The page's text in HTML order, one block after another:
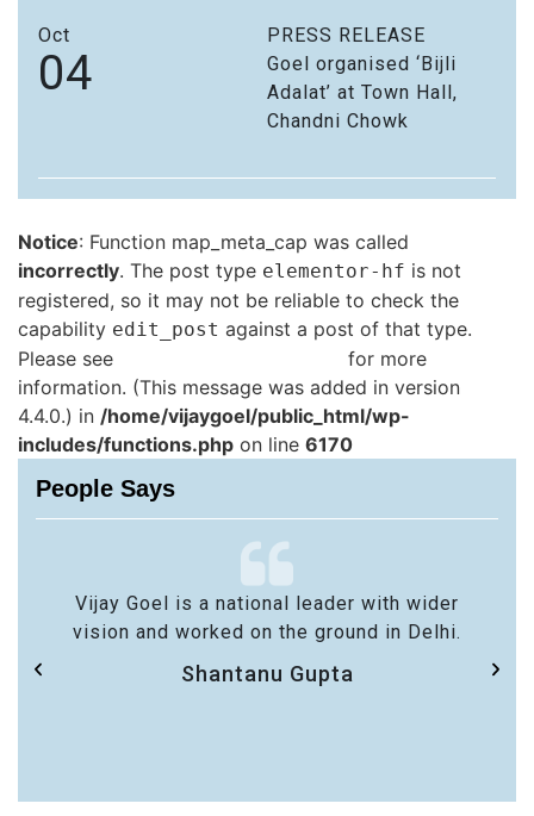
Oct
04
PRESS RELEASE
Goel organised ‘Bijli
Adalat’ at Town Hall,
Chandni Chowk
Notice: Function map_meta_cap was called
incorrectly. The post type elementor-hf is not
registered, so it may not be reliable to check the
capability edit_post against a post of that type.
Please see
for more
information. (This message was added in version
4.4.0.) in /home/vijaygoel/public_html/wp-
includes/functions.php on line 6170
People Says
Vijay Goel is a national leader with wider
vision and worked on the ground in Delhi.
Shantanu Gupta